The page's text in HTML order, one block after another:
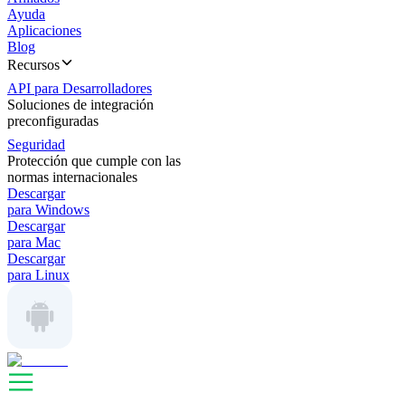
Ayuda
Aplicaciones
Blog
Recursos
API para Desarrolladores
Soluciones de integración
preconfiguradas
Seguridad
Protección que cumple con las
normas internacionales
Descargar
para Windows
Descargar
para Mac
Descargar
para Linux